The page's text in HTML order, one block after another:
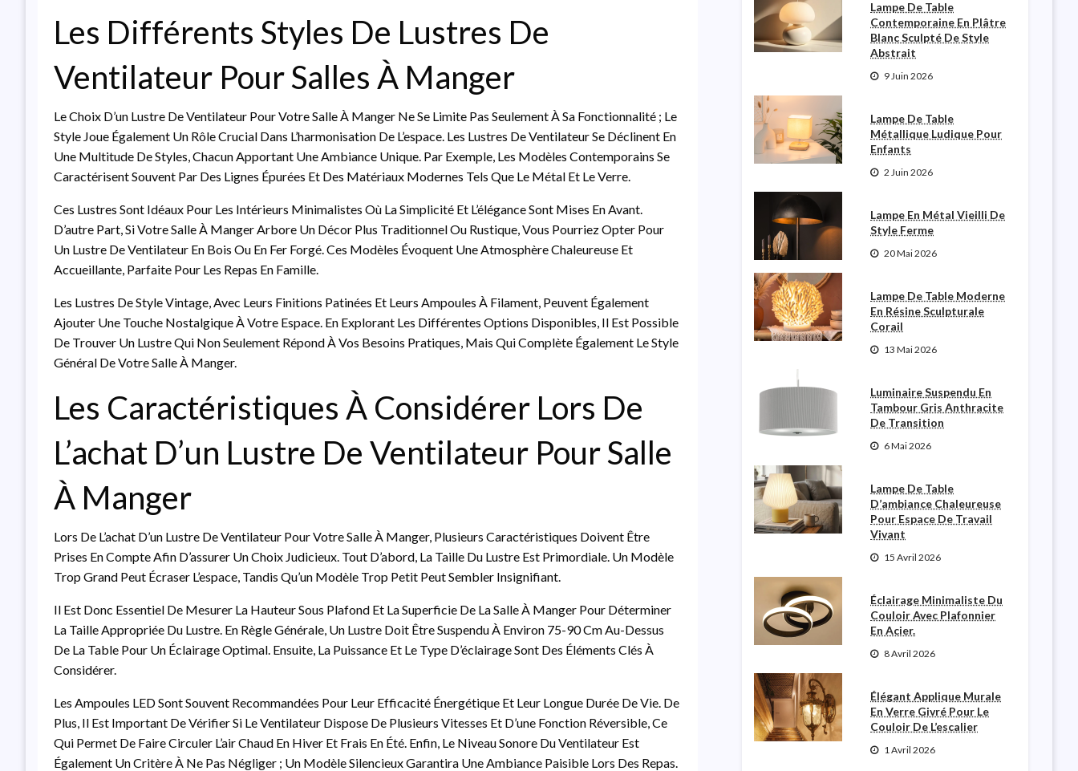
Les Différents Styles De Lustres De
Ventilateur Pour Salles À Manger
Le Choix D’un Lustre De Ventilateur Pour Votre Salle À Manger Ne Se Limite Pas Seulement À Sa Fonctionnalité ; Le
Style Joue Également Un Rôle Crucial Dans L’harmonisation De L’espace. Les Lustres De Ventilateur Se Déclinent En
Une Multitude De Styles, Chacun Apportant Une Ambiance Unique. Par Exemple, Les Modèles Contemporains Se
Caractérisent Souvent Par Des Lignes Épurées Et Des Matériaux Modernes Tels Que Le Métal Et Le Verre.
Ces Lustres Sont Idéaux Pour Les Intérieurs Minimalistes Où La Simplicité Et L’élégance Sont Mises En Avant.
D’autre Part, Si Votre Salle À Manger Arbore Un Décor Plus Traditionnel Ou Rustique, Vous Pourriez Opter Pour
Un Lustre De Ventilateur En Bois Ou En Fer Forgé. Ces Modèles Évoquent Une Atmosphère Chaleureuse Et
Accueillante, Parfaite Pour Les Repas En Famille.
Les Lustres De Style Vintage, Avec Leurs Finitions Patinées Et Leurs Ampoules À Filament, Peuvent Également
Ajouter Une Touche Nostalgique À Votre Espace. En Explorant Les Différentes Options Disponibles, Il Est Possible
De Trouver Un Lustre Qui Non Seulement Répond À Vos Besoins Pratiques, Mais Qui Complète Également Le Style
Général De Votre Salle À Manger.
Les Caractéristiques À Considérer Lors De
L’achat D’un Lustre De Ventilateur Pour Salle
À Manger
Lors De L’achat D’un Lustre De Ventilateur Pour Votre Salle À Manger, Plusieurs Caractéristiques Doivent Être
Prises En Compte Afin D’assurer Un Choix Judicieux. Tout D’abord, La Taille Du Lustre Est Primordiale. Un Modèle
Trop Grand Peut Écraser L’espace, Tandis Qu’un Modèle Trop Petit Peut Sembler Insignifiant.
Il Est Donc Essentiel De Mesurer La Hauteur Sous Plafond Et La Superficie De La Salle À Manger Pour Déterminer
La Taille Appropriée Du Lustre. En Règle Générale, Un Lustre Doit Être Suspendu À Environ 75-90 Cm Au-Dessus
De La Table Pour Un Éclairage Optimal. Ensuite, La Puissance Et Le Type D’éclairage Sont Des Éléments Clés À
Considérer.
Les Ampoules LED Sont Souvent Recommandées Pour Leur Efficacité Énergétique Et Leur Longue Durée De Vie. De
Plus, Il Est Important De Vérifier Si Le Ventilateur Dispose De Plusieurs Vitesses Et D’une Fonction Réversible, Ce
Qui Permet De Faire Circuler L’air Chaud En Hiver Et Frais En Été. Enfin, Le Niveau Sonore Du Ventilateur Est
Également Un Critère À Ne Pas Négliger ; Un Modèle Silencieux Garantira Une Ambiance Paisible Lors Des Repas.
Lampe De Table
Contemporaine En Plâtre
Blanc Sculpté De Style
Abstrait
9 Juin 2026
Lampe De Table
Métallique Ludique Pour
Enfants
2 Juin 2026
Lampe En Métal Vieilli De
Style Ferme
20 Mai 2026
Lampe De Table Moderne
En Résine Sculpturale
Corail
13 Mai 2026
Luminaire Suspendu En
Tambour Gris Anthracite
De Transition
6 Mai 2026
Lampe De Table
D’ambiance Chaleureuse
Pour Espace De Travail
Vivant
15 Avril 2026
Éclairage Minimaliste Du
Couloir Avec Plafonnier
En Acier.
8 Avril 2026
Élégant Applique Murale
En Verre Givré Pour Le
Couloir De L’escalier
1 Avril 2026